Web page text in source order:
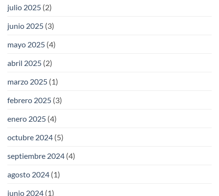
julio 2025 (2)
junio 2025 (3)
mayo 2025 (4)
abril 2025 (2)
marzo 2025 (1)
febrero 2025 (3)
enero 2025 (4)
octubre 2024 (5)
septiembre 2024 (4)
agosto 2024 (1)
junio 2024 (1)